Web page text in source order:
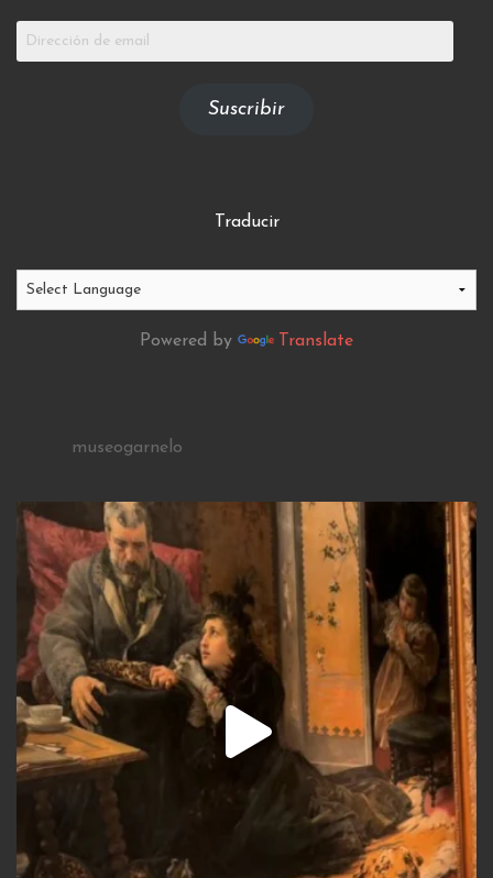
Dirección
Suscribir
Traducir
Powered by Translate
museogarnelo